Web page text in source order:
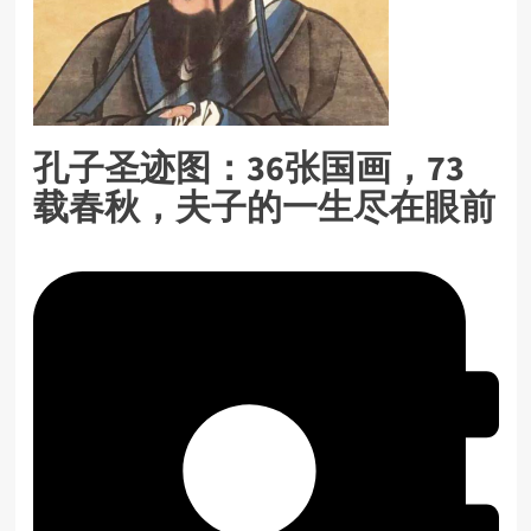
孔子圣迹图：36张国画，73
载春秋，夫子的一生尽在眼前